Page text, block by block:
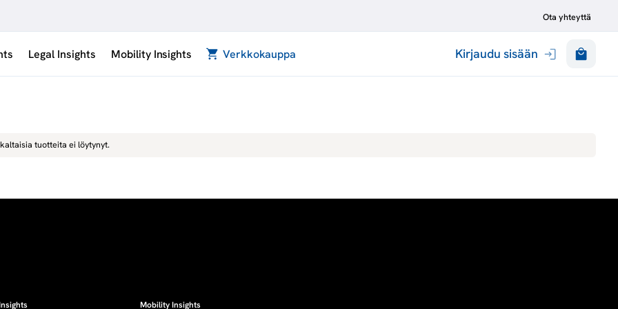
Ota yhteyttä
Legal Insights Mobility Insights Verkkokauppa Kirjaudu sisään
tuotteita ei löytynyt.
Mobility Insights